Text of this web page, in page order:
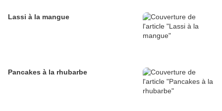
Lassi à la mangue
Pancakes à la rhubarbe